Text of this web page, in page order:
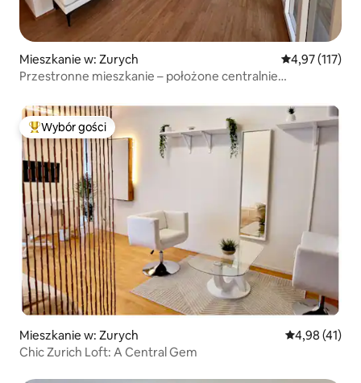
Mieszkanie w: Zurych Średnia
4,97 (117)
Przestronne mieszkanie – położone centralnie
Najpopularniejsze z kategorii Wybór gości
Wybór gości
Mieszkanie w: Zurych Średnia
4,98 (41)
Chic Zurich Loft: A Central Gem